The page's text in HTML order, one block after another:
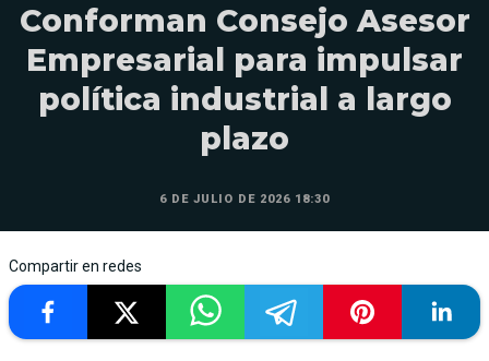
Conforman Consejo Asesor
Empresarial para impulsar
política industrial a largo
plazo
6 DE JULIO DE 2026 18:30
Compartir en redes